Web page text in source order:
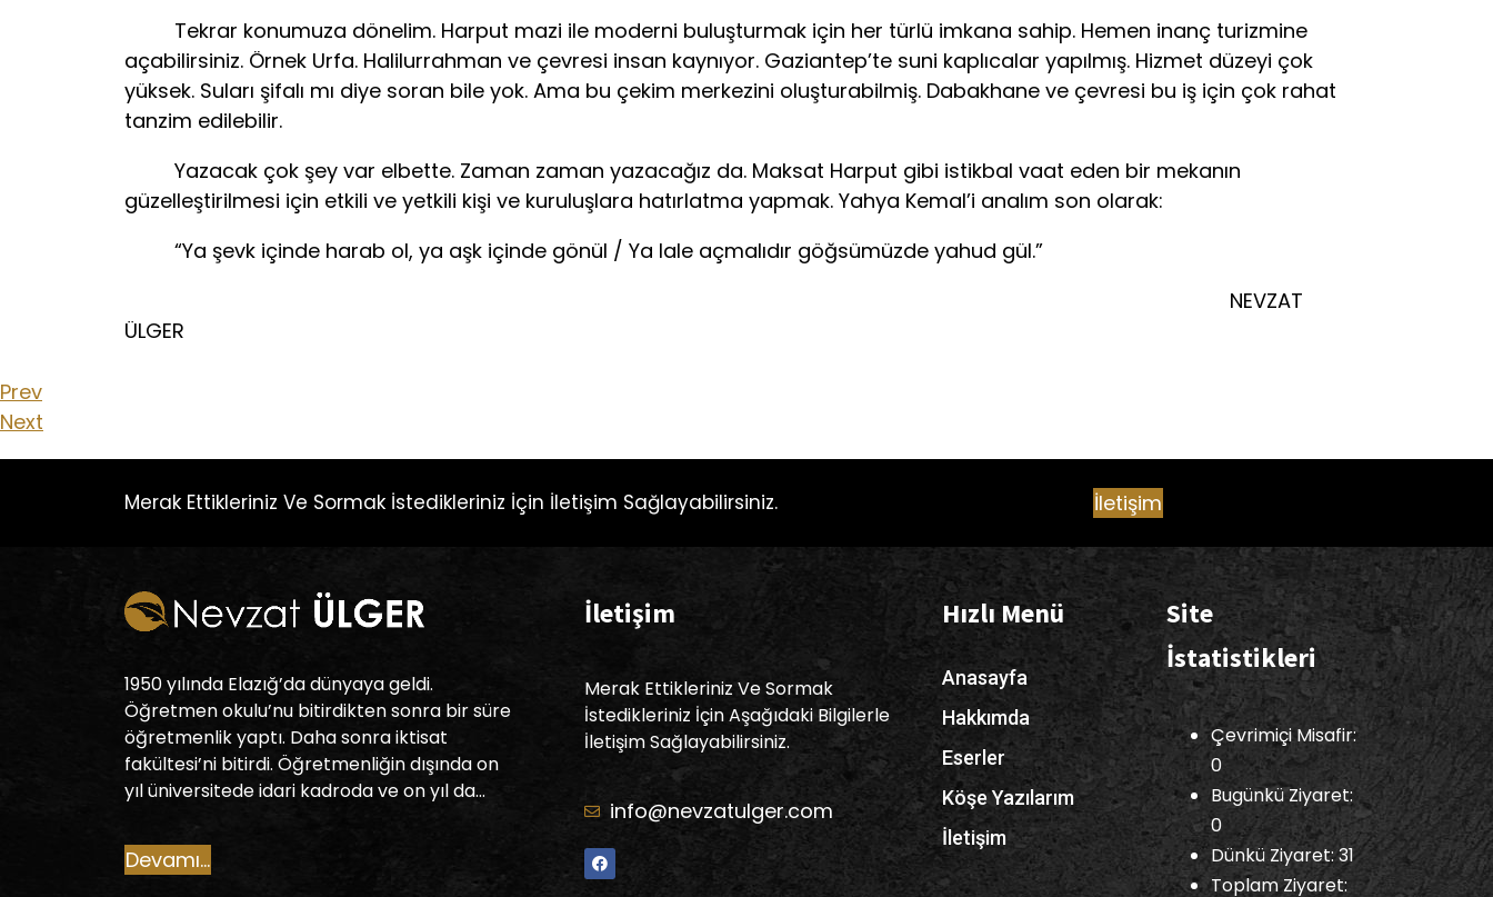
Tekrar konumuza dönelim. Harput mazi ile moderni buluşturmak için her türlü imkana sahip. Hemen inanç turizmine
açabilirsiniz. Örnek Urfa. Halilurrahman ve çevresi insan kaynıyor. Gaziantep’te suni kaplıcalar yapılmış. Hizmet düzeyi çok
yüksek. Suları şifalı mı diye soran bile yok. Ama bu çekim merkezini oluşturabilmiş. Dabakhane ve çevresi bu iş için çok rahat
tanzim edilebilir.
Yazacak çok şey var elbette. Zaman zaman yazacağız da. Maksat Harput gibi istikbal vaat eden bir mekanın
güzelleştirilmesi için etkili ve yetkili kişi ve kuruluşlara hatırlatma yapmak. Yahya Kemal’i analım son olarak:
“Ya şevk içinde harab ol, ya aşk içinde gönül / Ya lale açmalıdır göğsümüzde yahud gül.”
NEVZAT
ÜLGER
Prev
Next
Merak Ettikleriniz Ve Sormak İstedikleriniz İçin İletişim Sağlayabilirsiniz. İletişim
1950 yılında Elazığ’da dünyaya geldi.
Öğretmen okulu’nu bitirdikten sonra bir süre
öğretmenlik yaptı. Daha sonra iktisat
fakültesi’ni bitirdi. Öğretmenliğin dışında on
yıl üniversitede idari kadroda ve on yıl da…
Devamı...
İletişim
Merak Ettikleriniz Ve Sormak
İstedikleriniz İçin Aşağıdaki Bilgilerle
İletişim Sağlayabilirsiniz.
info@nevzatulger.com
Hızlı Menü
Anasayfa
Hakkımda
Eserler
Köşe Yazılarım
İletişim
Site
İstatistikleri
Çevrimiçi Misafir:
0
Bugünkü Ziyaret:
0
Dünkü Ziyaret: 31
Toplam Ziyaret: